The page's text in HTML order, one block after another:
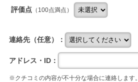
評価点 （100点満点）
連絡先（任意）：
アドレス・ID：
※クチコミの内容が不十分な場合に連絡します。